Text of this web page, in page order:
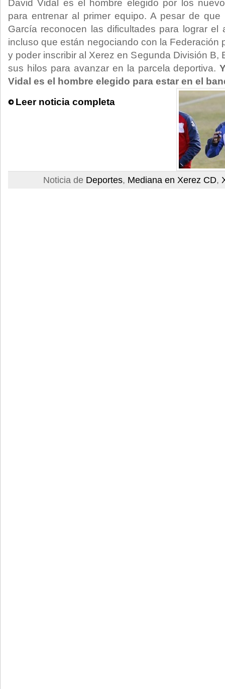
David Vidal es el hombre elegido por los
para entrenar al primer equipo. A pesar de
García reconocen las dificultades para lograr el
incluso que están negociando con la Federación
y poder inscribir al Xerez en Segunda División B,
sus hilos para avanzar en la parcela deportiva.
Vidal es el hombre elegido para estar en el
Leer noticia completa
Noticia de Deportes, Mediana en Xerez CD,